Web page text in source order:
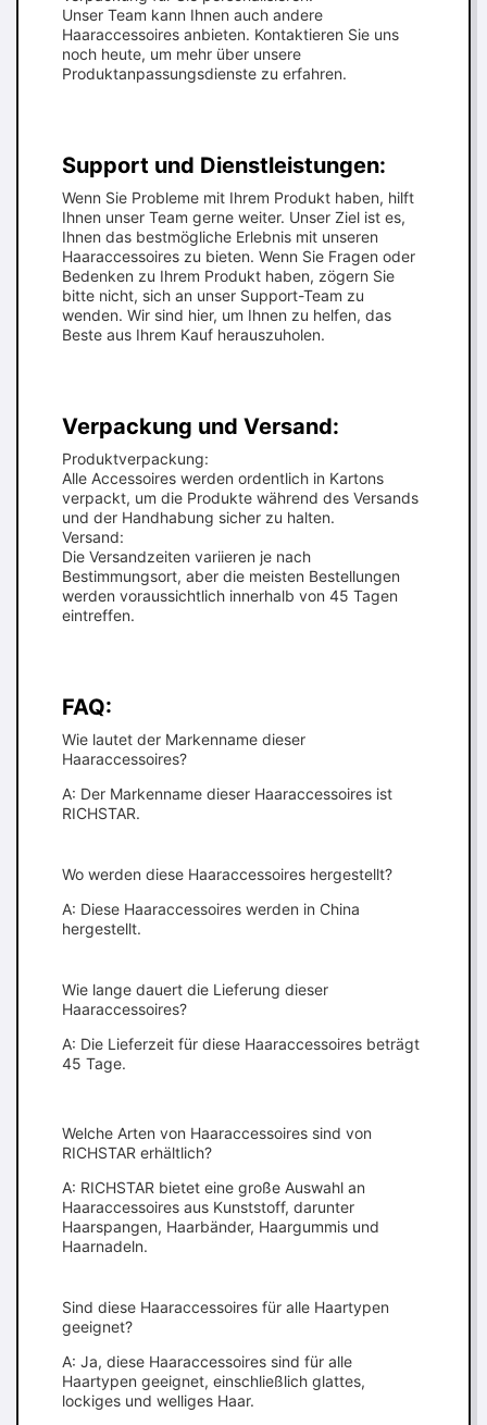
Unser Team kann Ihnen auch andere
Haaraccessoires anbieten. Kontaktieren Sie uns
noch heute, um mehr über unsere
Produktanpassungsdienste zu erfahren.
Support und Dienstleistungen:
Wenn Sie Probleme mit Ihrem Produkt haben, hilft
Ihnen unser Team gerne weiter. Unser Ziel ist es,
Ihnen das bestmögliche Erlebnis mit unseren
Haaraccessoires zu bieten. Wenn Sie Fragen oder
Bedenken zu Ihrem Produkt haben, zögern Sie
bitte nicht, sich an unser Support-Team zu
wenden. Wir sind hier, um Ihnen zu helfen, das
Beste aus Ihrem Kauf herauszuholen.
Verpackung und Versand:
Produktverpackung:
Alle Accessoires werden ordentlich in Kartons
verpackt, um die Produkte während des Versands
und der Handhabung sicher zu halten.
Versand:
Die Versandzeiten variieren je nach
Bestimmungsort, aber die meisten Bestellungen
werden voraussichtlich innerhalb von 45 Tagen
eintreffen.
FAQ:
Wie lautet der Markenname dieser
Haaraccessoires?
A: Der Markenname dieser Haaraccessoires ist
RICHSTAR.
Wo werden diese Haaraccessoires hergestellt?
A: Diese Haaraccessoires werden in China
hergestellt.
Wie lange dauert die Lieferung dieser
Haaraccessoires?
A: Die Lieferzeit für diese Haaraccessoires beträgt
45 Tage.
Welche Arten von Haaraccessoires sind von
RICHSTAR erhältlich?
A: RICHSTAR bietet eine große Auswahl an
Haaraccessoires aus Kunststoff, darunter
Haarspangen, Haarbänder, Haargummis und
Haarnadeln.
Sind diese Haaraccessoires für alle Haartypen
geeignet?
A: Ja, diese Haaraccessoires sind für alle
Haartypen geeignet, einschließlich glattes,
lockiges und welliges Haar.